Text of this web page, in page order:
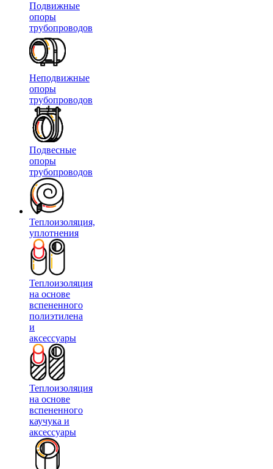
Подвижные
опоры
трубопроводов
Неподвижные
опоры
трубопроводов
Подвесные
опоры
трубопроводов
Теплоизоляция,
уплотнения
Теплоизоляция
на основе
вспененного
полиэтилена
и
аксессуары
Теплоизоляция
на основе
вспененного
каучука и
аксессуары